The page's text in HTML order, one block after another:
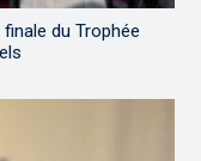
du Trophée